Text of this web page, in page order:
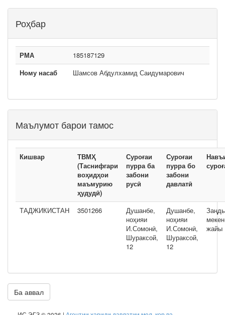
Роҳбар
РМА
185187129
Ному насаб
Шамсов Абдулхамид Саидумарович
Маълумот барои тамос
Кишвар
ТВМҲ
(Таснифгари
воҳидҳои
маъмурию
ҳудудӣ)
Суроғаи
пурра ба
забони
русӣ
Суроғаи
пурра бо
забони
давлатӣ
ТАДЖИКИСТАН 3501266
Душанбе,
ноҳияи
И.Сомонӣ,
Шураксой,
12
Душанбе,
ноҳияи
И.Сомонӣ,
Шураксой,
12
жайы
Ба аввал